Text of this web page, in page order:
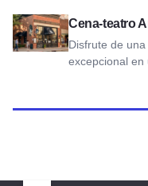
Cena-teatro
Disfrute de
excepcional en
Ver Amelia's Under the